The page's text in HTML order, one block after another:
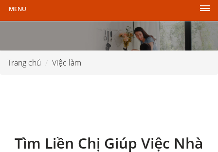
MENU
Trang chủ Việc làm
Tìm Liền Chị Giúp Việc Nhà